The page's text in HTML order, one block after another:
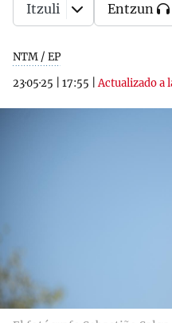
NTM / EP
23·05·25
17:55 |Actualizado a
Itzuli Entzun